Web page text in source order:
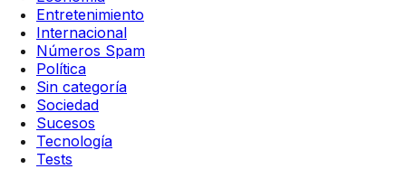
Entretenimiento
Internacional
Números Spam
Política
Sin categoría
Sociedad
Sucesos
Tecnología
Tests